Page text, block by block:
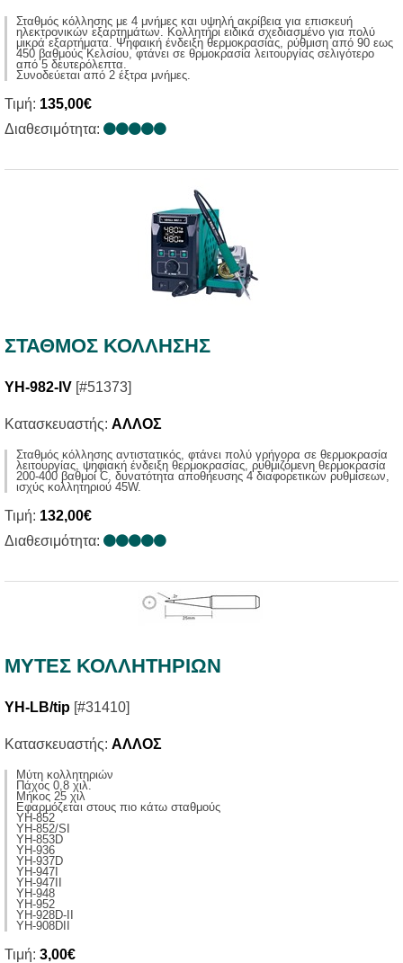
Σταθμός κόλλησης με 4 μνήμες και υψηλή ακρίβεια για επισκευή
ηλεκτρονικών εξαρτημάτων. Κολλητήρι ειδικά σχεδιασμένο για πολύ
μικρά εξαρτήματα. Ψηφαική ένδειξη θερμοκρασίας, ρύθμιση από 90 εως
450 βαθμούς Κελσίου, φτάνει σε θρμοκρασία λειτουργίας σελιγότερο
από 5 δευτερόλεπτα.
Συνοδεύεται από 2 έξτρα μνήμες.
Τιμή: 135,00€
Διαθεσιμότητα:
ΣΤΑΘΜOΣ ΚΟΛΛΗΣΗΣ
YH-982-IV [#51373]
Κατασκευαστής: ΑΛΛΟΣ
Σταθμός κόλλησης αντιστατικός, φτάνει πολύ γρήγορα σε θερμοκρασία
λειτουργίας, ψηφιακή ένδειξη θερμοκρασίας, ρυθμιζόμενη θερμοκρασία
200-400 βαθμοί C, δυνατότητα αποθήευσης 4 διαφορετικών ρυθμίσεων,
ισχύς κολλητηριού 45W.
Τιμή: 132,00€
Διαθεσιμότητα:
ΜΥΤΕΣ ΚΟΛΛΗΤΗΡΙΩΝ
YH-LB/tip [#31410]
Κατασκευαστής: ΑΛΛΟΣ
Μύτη κολλητηριών
Πάχος 0,8 χιλ.
Μήκος 25 χιλ
Εφαρμόζεται στους πιο κάτω σταθμούς
ΥΗ-852
YH-852/SI
YH-853D
YH-936
YH-937D
YH-947I
YH-947II
YH-948
YH-952
YH-928D-II
YH-908DII
Τιμή: 3,00€